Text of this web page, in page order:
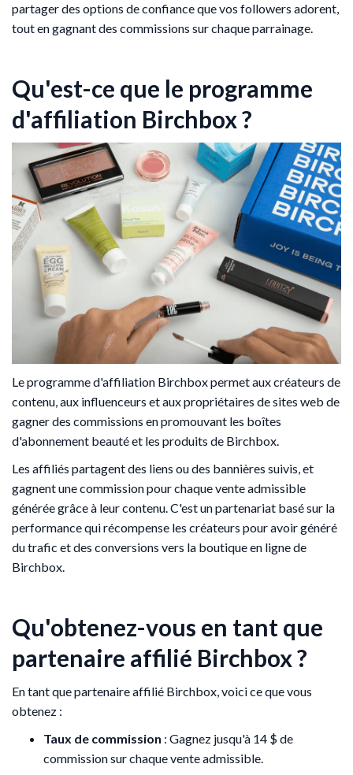
partager des options de confiance que vos followers adorent,
tout en gagnant des commissions sur chaque parrainage.
Qu'est-ce que le programme
d'affiliation Birchbox ?
Le programme d'affiliation Birchbox permet aux créateurs de
contenu, aux influenceurs et aux propriétaires de sites web de
gagner des commissions en promouvant les boîtes
d'abonnement beauté et les produits de Birchbox.
Les affiliés partagent des liens ou des bannières suivis, et
gagnent une commission pour chaque vente admissible
générée grâce à leur contenu. C'est un partenariat basé sur la
performance qui récompense les créateurs pour avoir généré
du trafic et des conversions vers la boutique en ligne de
Birchbox.
Qu'obtenez-vous en tant que
partenaire affilié Birchbox ?
En tant que partenaire affilié Birchbox, voici ce que vous
obtenez :
Taux de commission : Gagnez jusqu'à 14 $ de
commission sur chaque vente admissible.